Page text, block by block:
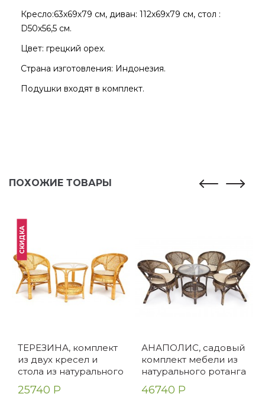
Кресло:63х69х79 см, диван: 112х69х79 см, стол :
D50х56,5 см.
Цвет: грецкий орех.
Страна изготовления: Индонезия.
Подушки входят в комплект.
ПОХОЖИЕ ТОВАРЫ
ТЕРЕЗИНА, комплект
из двух кресел и
стола из натурального
ротанга
СКИДКА
25740 Р
АНАПОЛИС, садовый
комплект мебели из
натурального ротанга
46740 Р